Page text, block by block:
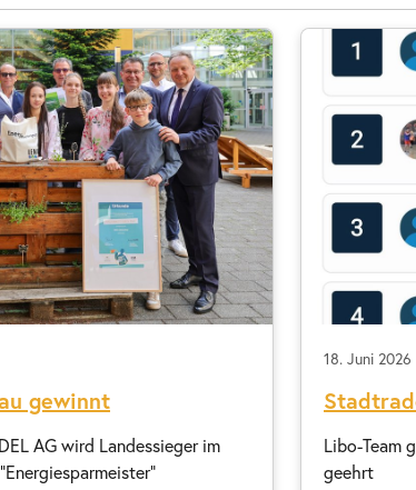
gewinnt
AG wird Landessieger im
18. Juni 2026
Libo-Team
geehrt